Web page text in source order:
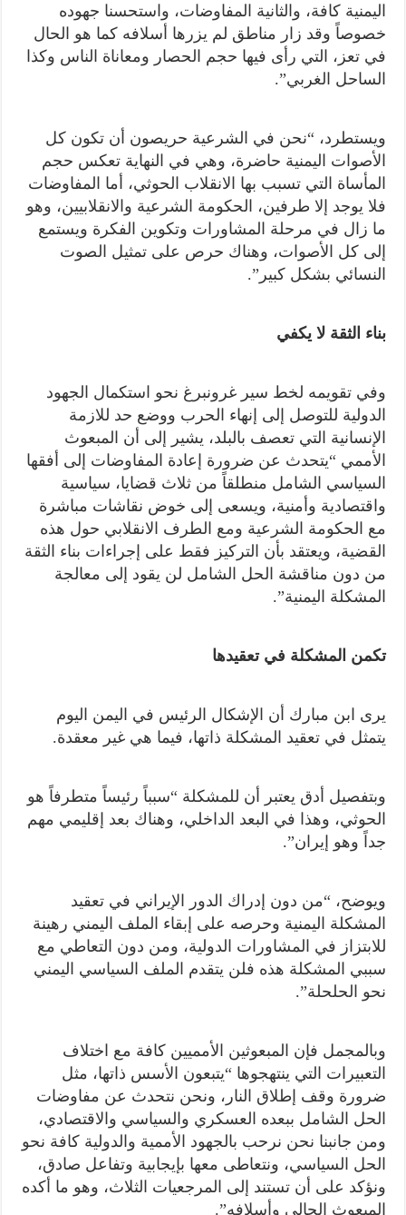
اليمنية كافة، والثانية المفاوضات، واستحسنا جهوده
خصوصاً وقد زار مناطق لم يزرها أسلافه كما هو الحال
في تعز، التي رأى فيها حجم الحصار ومعاناة الناس وكذا
الساحل الغربي”.
ويستطرد، “نحن في الشرعية حريصون أن تكون كل
الأصوات اليمنية حاضرة، وهي في النهاية تعكس حجم
المأساة التي تسبب بها الانقلاب الحوثي، أما المفاوضات
فلا يوجد إلا طرفين، الحكومة الشرعية والانقلابيين، وهو
ما زال في مرحلة المشاورات وتكوين الفكرة ويستمع
إلى كل الأصوات، وهناك حرص على تمثيل الصوت
النسائي بشكل كبير”.
بناء الثقة لا يكفي
وفي تقويمه لخط سير غرونبرغ نحو استكمال الجهود
الدولية للتوصل إلى إنهاء الحرب ووضع حد للازمة
الإنسانية التي تعصف بالبلد، يشير إلى أن المبعوث
الأممي “يتحدث عن ضرورة إعادة المفاوضات إلى أفقها
السياسي الشامل منطلقاً من ثلاث قضايا، سياسية
واقتصادية وأمنية، ويسعى إلى خوض نقاشات مباشرة
مع الحكومة الشرعية ومع الطرف الانقلابي حول هذه
القضية، ويعتقد بأن التركيز فقط على إجراءات بناء الثقة
من دون مناقشة الحل الشامل لن يقود إلى معالجة
المشكلة اليمنية”.
تكمن المشكلة في تعقيدها
يرى ابن مبارك أن الإشكال الرئيس في اليمن اليوم
يتمثل في تعقيد المشكلة ذاتها، فيما هي غير معقدة.
وبتفصيل أدق يعتبر أن للمشكلة “سبباً رئيساً متطرفاً هو
الحوثي، وهذا في البعد الداخلي، وهناك بعد إقليمي مهم
جداً وهو إيران”.
ويوضح، “من دون إدراك الدور الإيراني في تعقيد
المشكلة اليمنية وحرصه على إبقاء الملف اليمني رهينة
للابتزاز في المشاورات الدولية، ومن دون التعاطي مع
سببي المشكلة هذه فلن يتقدم الملف السياسي اليمني
نحو الحلحلة”.
وبالمجمل فإن المبعوثين الأمميين كافة مع اختلاف
التعبيرات التي ينتهجوها “يتبعون الأسس ذاتها، مثل
ضرورة وقف إطلاق النار، ونحن نتحدث عن مفاوضات
الحل الشامل ببعده العسكري والسياسي والاقتصادي،
ومن جانبنا نحن نرحب بالجهود الأممية والدولية كافة نحو
الحل السياسي، ونتعاطى معها بإيجابية وتفاعل صادق،
ونؤكد على أن تستند إلى المرجعيات الثلاث، وهو ما أكده
المبعوث الحالي وأسلافه”.